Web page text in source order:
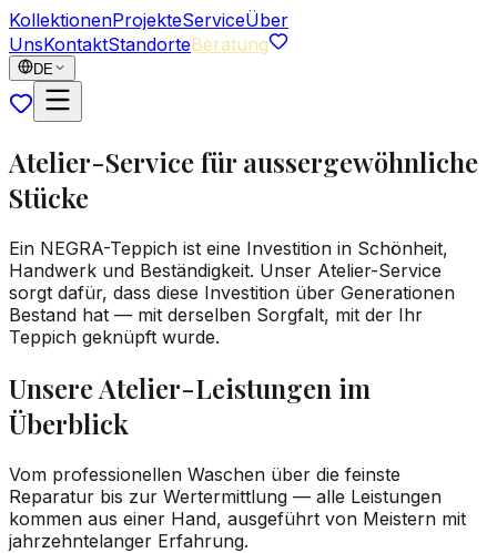
KollektionenProjekteServiceÜber
UnsKontaktStandorteBeratung
DE
Atelier-Service für aussergewöhnliche
Stücke
Ein NEGRA-Teppich ist eine Investition in Schönheit,
Handwerk und Beständigkeit. Unser Atelier-Service
sorgt dafür, dass diese Investition über Generationen
Bestand hat — mit derselben Sorgfalt, mit der Ihr
Teppich geknüpft wurde.
Unsere Atelier-Leistungen im
Überblick
Vom professionellen Waschen über die feinste
Reparatur bis zur Wertermittlung — alle Leistungen
kommen aus einer Hand, ausgeführt von Meistern mit
jahrzehntelanger Erfahrung.